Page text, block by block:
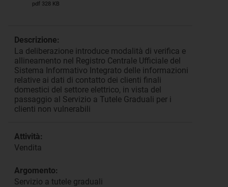
pdf 328 KB
Descrizione:
La deliberazione introduce modalità di verifica e
allineamento nel Registro Centrale Ufficiale del
Sistema Informativo Integrato delle informazioni
relative ai dati di contatto dei clienti finali
domestici del settore elettrico, in vista del
passaggio al Servizio a Tutele Graduali per i
clienti non vulnerabili
Attività:
Vendita
Argomento:
Servizio a tutele graduali